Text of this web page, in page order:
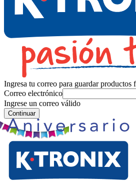
Ingresa tu correo para guardar productos
Correo electrónico
Ingrese un correo válido
Continuar